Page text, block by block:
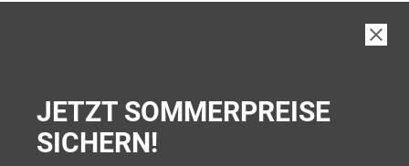
JETZT SOMMERPREISE
SICHERN!